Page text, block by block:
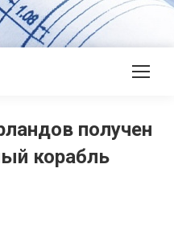
получен
корабль